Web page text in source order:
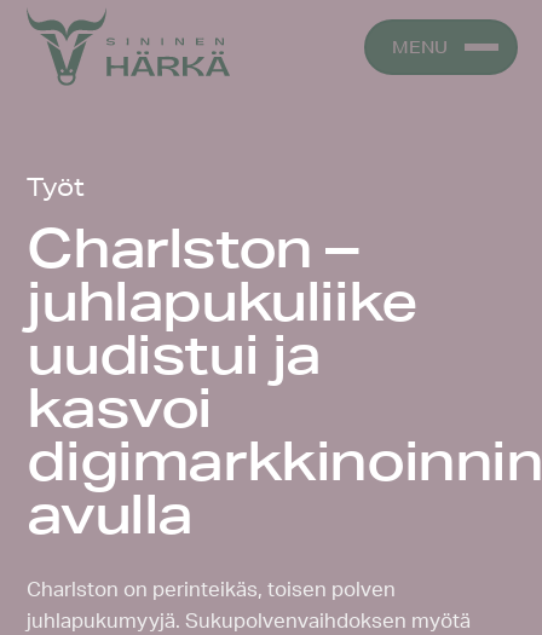
Skip
content
MENU
Työt
Charlston –
juhlapukuliike
uudistui ja
kasvoi
digimarkkinoinnin
avulla
Charlston on perinteikäs, toisen polven
juhlapukumyyjä. Sukupolvenvaihdoksen myötä